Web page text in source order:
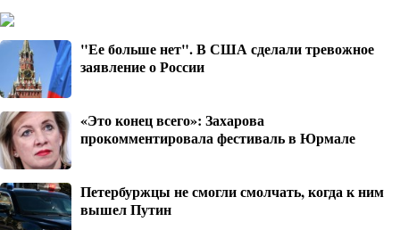
"Ее больше нет". В США сделали тревожное
заявление о России
«Это конец всего»: Захарова
прокомментировала фестиваль в Юрмале
Петербуржцы не смогли смолчать, когда к ним
вышел Путин